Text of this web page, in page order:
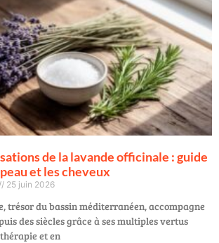
de la lavande officinale : guide
et les cheveux
25 juin 2026
trésor du bassin méditerranéen, accompagne
des siècles grâce à ses multiples vertus
et en